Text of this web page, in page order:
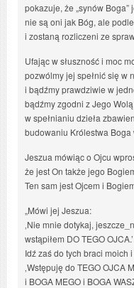
pokazuje, że „synów Boga”
nie są oni jak Bóg, ale
i zostaną rozliczeni ze
Ufając w słuszność i moc
pozwólmy jej spełnić się w
i bądźmy prawdziwie w
bądźmy zgodni z Jego
w spełnianiu dzieła
budowaniu Królestwa
Jeszua mówiąc o Ojcu
że jest On także jego
Ten sam jest Ojcem i
„Mówi jej Jeszua:
‚Nie mnie dotykaj,
wstąpiłem DO TEGO OJCA.’
Idź zaś do tych braci moich
‚Wstępuję do TEGO OJCA
i BOGA MEGO i BOGA